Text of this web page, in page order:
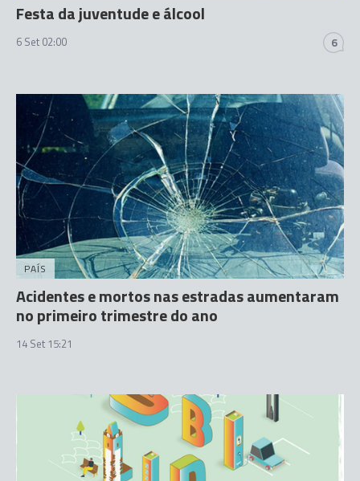
Festa da juventude e álcool
6 Set 02:00 6
PAÍS
Acidentes e mortos nas estradas aumentaram
no primeiro trimestre do ano
14 Set 15:21